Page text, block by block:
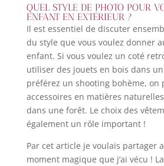
QUEL STYLE DE PHOTO POUR
ENFANT EN EXTÉRIEUR ?
Il est essentiel de discuter
du style que vous voulez donner
enfant. Si vous voulez un coté
utiliser des jouets en bois dans
préférez un shooting bohème, on
accessoires en matières
dans une forêt. Le choix des
également un rôle important !
Par cet article je voulais partager
moment magique que j’ai vécu !